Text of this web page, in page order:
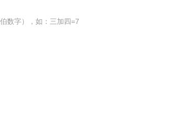
数字），如：三加四=7